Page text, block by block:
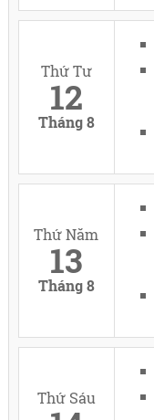
Thứ Tư
12
Tháng 8
Thứ Năm
13
Tháng 8
Thứ Sáu